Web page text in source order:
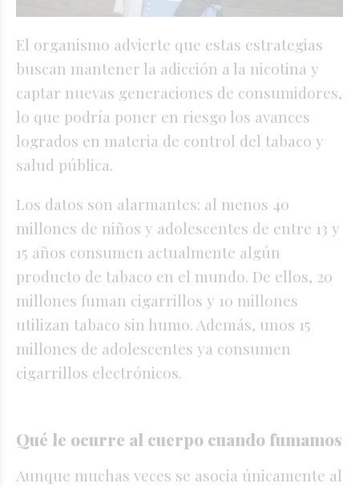
El organismo advierte que estas estrategias
buscan mantener la adicción a la nicotina y
captar nuevas generaciones de consumidores,
lo que podría poner en riesgo los avances
logrados en materia de control del tabaco y
salud pública.
Los datos son alarmantes: al menos 40
millones de niños y adolescentes de entre 13 y
15 años consumen actualmente algún
producto de tabaco en el mundo. De ellos, 20
millones fuman cigarrillos y 10 millones
utilizan tabaco sin humo. Además, unos 15
millones de adolescentes ya consumen
cigarrillos electrónicos.
Qué le ocurre al cuerpo cuando fumamos
Aunque muchas veces se asocia únicamente al